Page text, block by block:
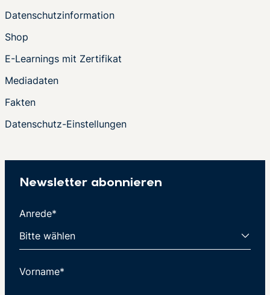
Datenschutzinformation
Shop
E-Learnings mit Zertifikat
Mediadaten
Fakten
Datenschutz-Einstellungen
Newsletter abonnieren
Anrede*
Vorname*